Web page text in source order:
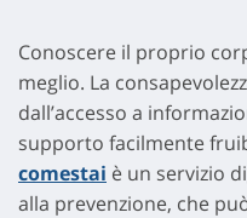
Conoscere il proprio
meglio. La
dall’accesso a
supporto facilmente
comestai è un servizio
alla prevenzione, che